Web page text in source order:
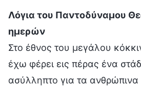
Λόγια του Παντοδύναμου
ημερών
Στο έθνος του μεγάλου
έχω φέρει εις πέρας ένα
ασύλληπτο για τα